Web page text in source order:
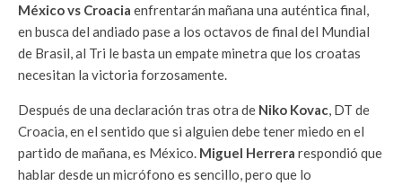
México vs Croacia enfrentarán mañana una auténtica final,
en busca del andiado pase a los octavos de final del Mundial
de Brasil, al Tri le basta un empate minetra que los croatas
necesitan la victoria forzosamente.
Después de una declaración tras otra de Niko Kovac, DT de
Croacia, en el sentido que si alguien debe tener miedo en el
partido de mañana, es México. Miguel Herrera respondió que
hablar desde un micrófono es sencillo, pero que lo